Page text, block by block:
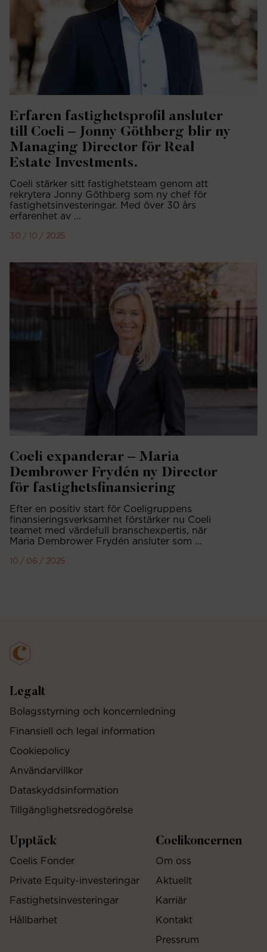
Erfaren fastighetsprofil ansluter
till Coeli – Jonny Göthberg blir ny
Managing Director för Real
Estate Investments.
Coeli stärker sitt fastighetsteam genom att
rekrytera Jonny Göthberg som ny chef för
fastighetsinvesteringar. Med över 30 års
erfarenhet av ...
30 / 10 / 2025
Coeli expanderar – Maria
Dembrower Frydén ny Director
för fastighetsfinansiering
Efter en positiv start för Coeligruppens
finansieringsverksamhet förstärker nu Coeli
teamet med värdefull branschexpertis, när
Maria Dembrower Frydén ansluter som ...
10 / 06 / 2025
Legalt
Bolagsstyrning och koncernledning
Finansiell och legal information
Cookiepolicy
Användarvillkor
Dataskyddsinformation
Tillgänglighetsredogörelse
Upptäck
Coelis Fonder
Private Equity-investeringar
Fastighetsinvesteringar
Hållbarhet
Coelikoncernen
Om oss
Aktuellt
Karriär
Kontakt
Pressrum